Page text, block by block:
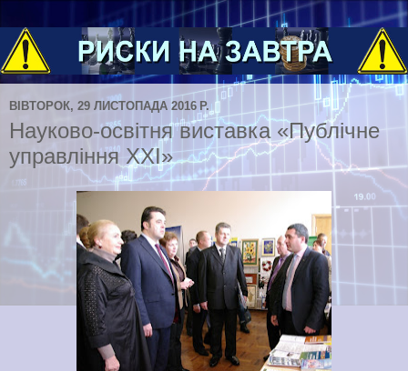
ВІВТОРОК, 29 ЛИСТОПАДА 2016 Р.
Науково-освітня виставка «Публічне
управління XXI»